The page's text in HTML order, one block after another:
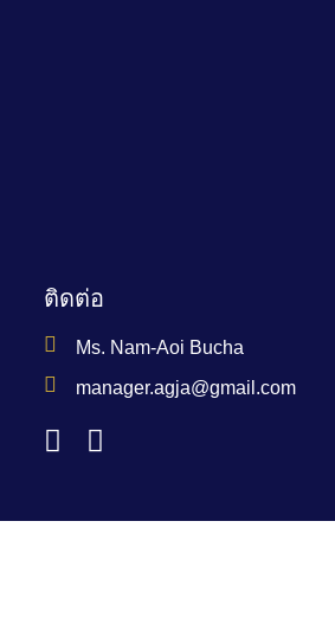
ติดต่อ
Ms. Nam-Aoi Bucha
manager.agja@gmail.com